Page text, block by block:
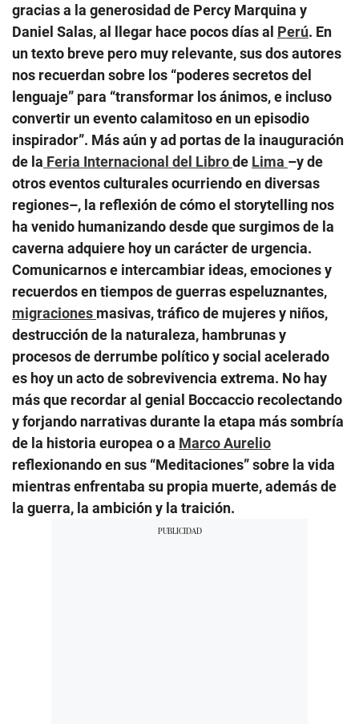
gracias a la generosidad de Percy Marquina y
Daniel Salas, al llegar hace pocos días al Perú. En
un texto breve pero muy relevante, sus dos autores
nos recuerdan sobre los “poderes secretos del
lenguaje” para “transformar los ánimos, e incluso
convertir un evento calamitoso en un episodio
inspirador”. Más aún y ad portas de la inauguración
de la Feria Internacional del Librode Lima –y de
otros eventos culturales ocurriendo en diversas
regiones–, la reflexión de cómo el storytelling nos
ha venido humanizando desde que surgimos de la
caverna adquiere hoy un carácter de urgencia.
Comunicarnos e intercambiar ideas, emociones y
recuerdos en tiempos de guerras espeluznantes,
migraciones masivas, tráfico de mujeres y niños,
destrucción de la naturaleza, hambrunas y
procesos de derrumbe político y social acelerado
es hoy un acto de sobrevivencia extrema. No hay
más que recordar al genial Boccaccio recolectando
y forjando narrativas durante la etapa más sombría
de la historia europea o a Marco Aurelio
reflexionando en sus “Meditaciones” sobre la vida
mientras enfrentaba su propia muerte, además de
la guerra, la ambición y la traición.